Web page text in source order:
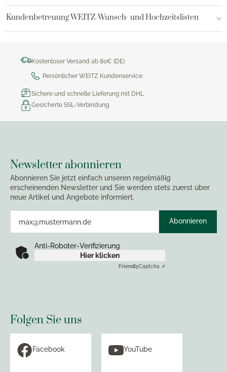
Kundenbetreuung WEITZ-Wunsch- und Hochzeitslisten
Kostenloser Versand ab 80€ (DE)
Persönlicher WEITZ Kundenservice
Sichere und schnelle Lieferung mit DHL
Gesicherte SSL-Verbindung
Newsletter abonnieren
Abonnieren Sie jetzt einfach unseren regelmäßig
erscheinenden Newsletter und Sie werden stets zuerst über
neue Artikel und Angebote informiert.
Abonnieren
Anti-Roboter-Verifizierung
Hier klicken
FriendlyCaptcha ⇗
Folgen Sie uns
Facebook YouTube